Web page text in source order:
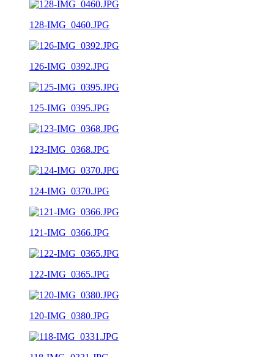
128-IMG_0460.JPG
126-IMG_0392.JPG
125-IMG_0395.JPG
123-IMG_0368.JPG
124-IMG_0370.JPG
121-IMG_0366.JPG
122-IMG_0365.JPG
120-IMG_0380.JPG